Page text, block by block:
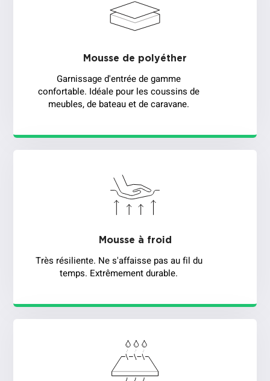
Mousse de polyéther
Garnissage d'entrée de gamme
confortable. Idéale pour les coussins de
meubles, de bateau et de caravane.
Mousse à froid
Très résiliente. Ne s'affaisse pas au fil du
temps. Extrêmement durable.